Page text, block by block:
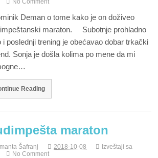
No Comment
Deman o tome kako je on doživeo
maraton. Subotnje prohladno
i poslednji trening je obećavao dobar trkački
Sonja je došla kolima po mene da mi
Reading
maraton
Šafranj 2018-10-08
Izveštaji sa
No Comment